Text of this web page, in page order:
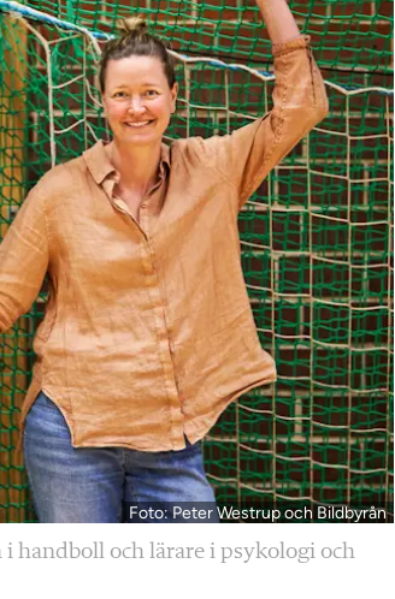
Foto: Peter Westrup och Bildbyrån
handboll och lärare i psykologi och